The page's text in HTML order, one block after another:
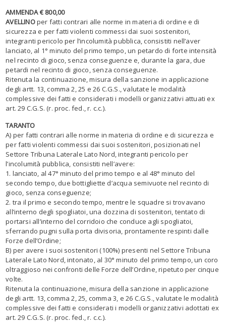
AMMENDA € 800,00
AVELLINOper fatti contrari alle norme in materia di ordine e di
sicurezza e per fatti violenti commessi dai suoi sostenitori,
integranti pericolo per l’incolumità pubblica, consistiti nell’aver
lanciato, al 1° minuto del primo tempo, un petardo di forte intensità
nel recinto di gioco, senza conseguenze e, durante la gara, due
petardi nel recinto di gioco, senza conseguenze.
Ritenuta la continuazione, misura della sanzione in applicazione
degli artt. 13, comma 2, 25 e 26 C.G.S., valutate le modalità
complessive dei fatti e considerati i modelli organizzativi attuati ex
art. 29 C.G.S. (r. proc. fed., r. c.c.).
TARANTO
A) per fatti contrari alle norme in materia di ordine e di sicurezza e
per fatti violenti commessi dai suoi sostenitori, posizionati nel
Settore Tribuna Laterale Lato Nord, integranti pericolo per
l’incolumità pubblica, consistiti nell’avere:
1. lanciato, al 47° minuto del primo tempo e al 48° minuto del
secondo tempo, due bottigliette d’acqua semivuote nel recinto di
gioco, senza conseguenze;
2. tra il primo e secondo tempo, mentre le squadre si trovavano
all’interno degli spogliatoi, una dozzina di sostenitori, tentato di
portarsi all’interno del corridoio che conduce agli spogliatoi,
sferrando pugni sulla porta divisoria, prontamente respinti dalle
Forze dell’Ordine;
B) per avere i suoi sostenitori (100%) presenti nel Settore Tribuna
Laterale Lato Nord, intonato, al 30° minuto del primo tempo, un coro
oltraggioso nei confronti delle Forze dell’Ordine, ripetuto per cinque
volte.
Ritenuta la continuazione, misura della sanzione in applicazione
degli artt. 13, comma 2, 25, comma 3, e 26 C.G.S., valutate le modalità
complessive dei fatti e considerati i modelli organizzativi adottati ex
art. 29 C.G.S. (r. proc. fed., r. c.c.).